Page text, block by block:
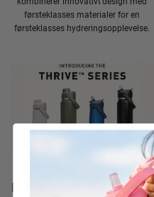
førsteklasses materialer for en
førsteklasses hydreringsopplevelse.
EDDY+ OG CHUTE MAG HAR